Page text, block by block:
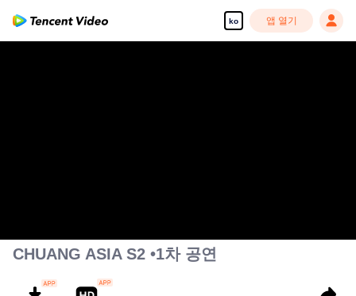
ko 앱 열기
CHUANG ASIA S2 •1차 공연